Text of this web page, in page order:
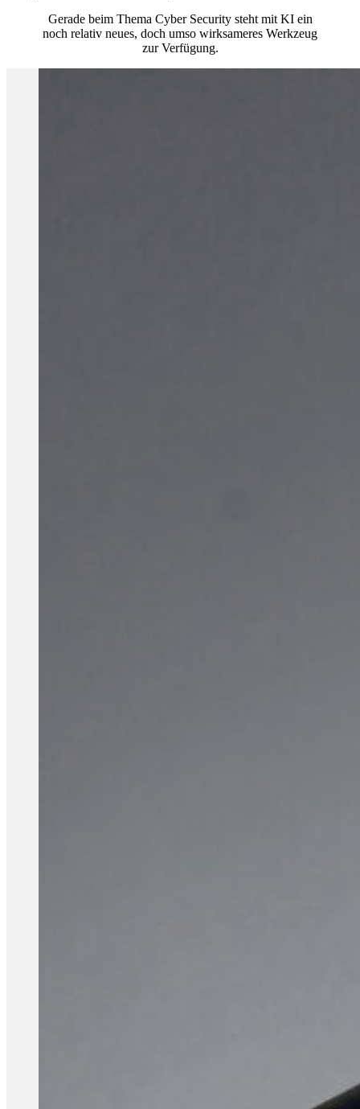
Gerade beim Thema Cyber Security steht mit KI ein
noch relativ neues, doch umso wirksameres Werkzeug
zur Verfügung.